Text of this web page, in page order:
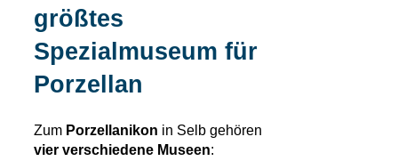
größtes
Spezialmuseum für
Porzellan
Zum Porzellanikon in Selb gehören
vier verschiedene Museen: